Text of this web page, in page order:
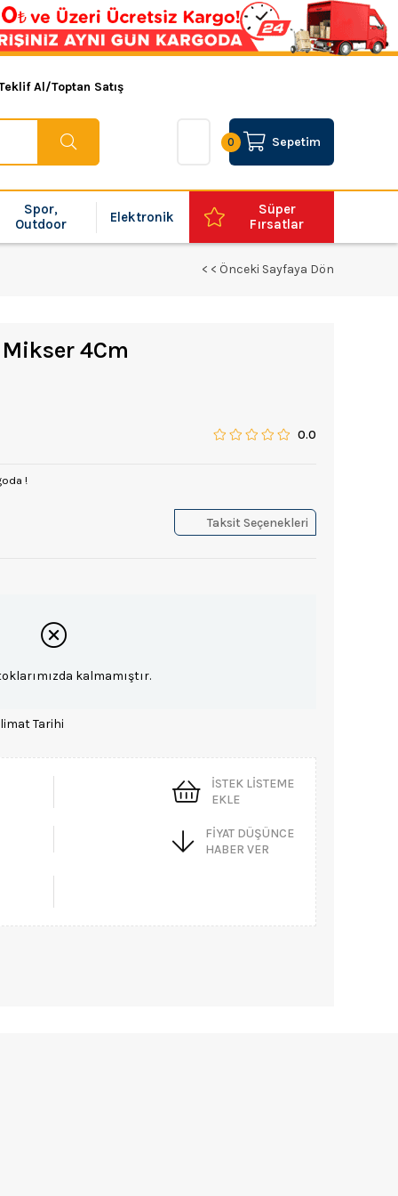
Al/Toptan Satış
Sepetim
0
Spor,
Outdoor
Elektronik
Süper
Fırsatlar
< < Önceki Sayfaya Dön
4Cm
0.0
!
Taksit Seçenekleri
kalmamıştır.
Tarihi
İSTEK LISTEME
EKLE
FIYAT DÜŞÜNCE
HABER VER